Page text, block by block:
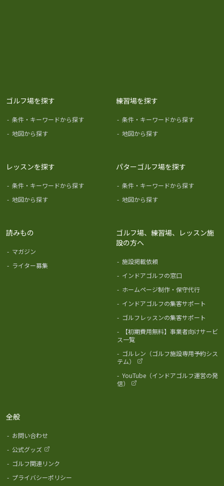
ゴルフ場を探す
- 条件・キーワードから探す
- 地図から探す
練習場を探す
- 条件・キーワードから探す
- 地図から探す
レッスンを探す
- 条件・キーワードから探す
- 地図から探す
パターゴルフ場を探す
- 条件・キーワードから探す
- 地図から探す
読みもの
- マガジン
- ライター募集
ゴルフ場、練習場、レッスン施
設の方へ
- 施設掲載依頼
- インドアゴルフの窓口
- ホームページ制作・保守代行
- インドアゴルフの集客サポート
- ゴルフレッスンの集客サポート
-
【初期費用無料】事業者向けサービ
ス一覧
- ゴルレン（ゴルフ施設専用予約シス
テム）
- YouTube（インドアゴルフ運営の発
信）
全般
- お問い合わせ
- 公式グッズ
- ゴルフ関連リンク
- プライバシーポリシー